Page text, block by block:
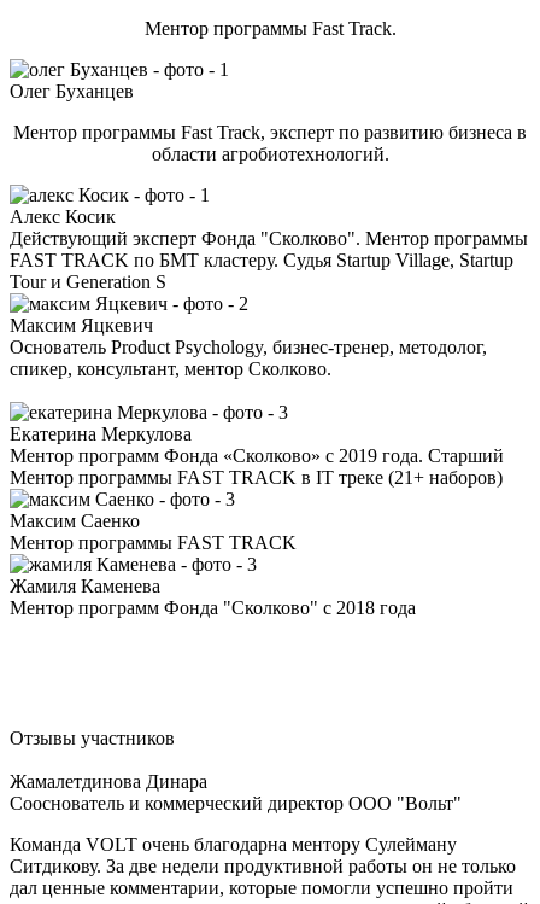
Ментор программы Fast Track.
Олег Буханцев
Ментор программы Fast Track, эксперт по развитию бизнеса в
области агробиотехнологий.
Алекс Косик
Действующий эксперт Фонда "Сколково". Ментор программы
FAST TRACK по БМТ кластеру. Судья Startup Village, Startup
Tour и Generation S
Максим Яцкевич
Основатель Product Psychology, бизнес-тренер, методолог,
спикер, консультант, ментор Сколково.
Екатерина Меркулова
Ментор программ Фонда «Сколково» с 2019 года. Старший
Ментор программы FAST TRACK в IT треке (21+ наборов)
Максим Саенко
Ментор программы FAST TRACK
Жамиля Каменева
Ментор программ Фонда "Сколково" с 2018 года
Отзывы участников
Жамалетдинова Динара
Cооснователь и коммерческий директор ООО "Вольт"
Команда VOLT очень благодарна ментору Сулейману
Ситдикову. За две недели продуктивной работы он не только
дал ценные комментарии, которые помогли успешно пройти